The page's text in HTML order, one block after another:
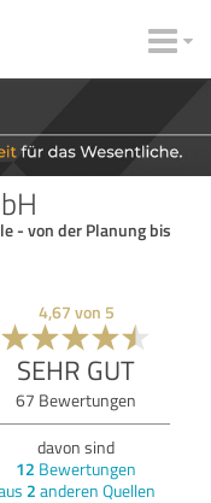
- von der Planung bis
4,67 von 5
SEHR GUT
67 Bewertungen
davon sind
12 Bewertungen
2 anderen Quellen